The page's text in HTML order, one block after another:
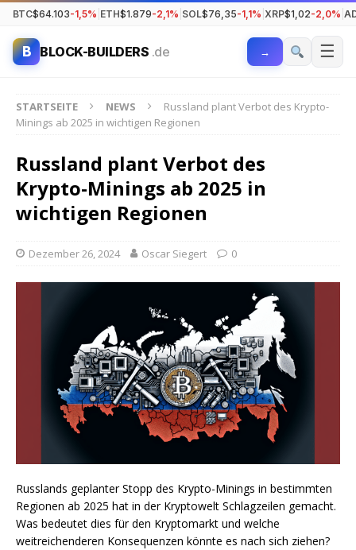
BTC$64.103-1,5% ETH$1.879-2,1% SOL$76,35-1,1% XRP$1,02-2,0%
B BLOCK-BUILDERS .de → ☰
STARTSEITE NEWS
Russland plant Verbot des Krypto-
Minings ab 2025 in wichtigen Regionen
Russland plant Verbot des
Krypto-Minings ab 2025 in
wichtigen Regionen
Dezember 26, 2024 Oscar Siegert 0
Russlands geplanter Stopp des Krypto-Minings in bestimmten
Regionen ab 2025 hat in der Kryptowelt Schlagzeilen gemacht.
Was bedeutet dies für den Kryptomarkt und welche
weitreichenderen Konsequenzen könnte es nach sich ziehen?